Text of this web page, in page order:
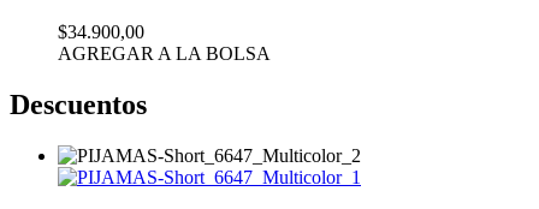
$34.900,00
AGREGAR A LA BOLSA
Descuentos